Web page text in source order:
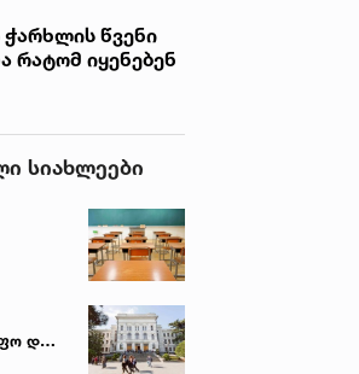
წვენი
რატომ იყენებენ
სიახლეები
და